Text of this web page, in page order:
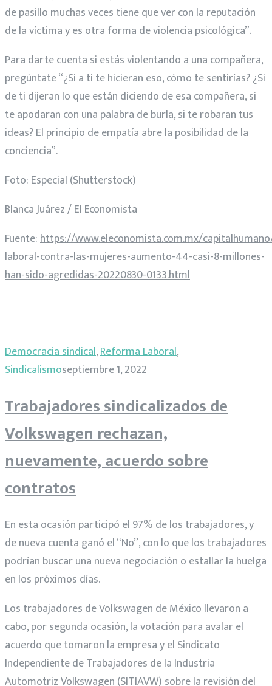
de pasillo muchas veces tiene que ver con la reputación
de la víctima y es otra forma de violencia psicológica”.
Para darte cuenta si estás violentando a una compañera,
pregúntate “¿Si a ti te hicieran eso, cómo te sentirías? ¿Si
de ti dijeran lo que están diciendo de esa compañera, si
te apodaran con una palabra de burla, si te robaran tus
ideas? El principio de empatía abre la posibilidad de la
conciencia”.
Foto: Especial (Shutterstock)
Blanca Juárez / El Economista
Fuente:https://www.eleconomista.com.mx/
laboral-contra-las-mujeres-aumento-44-casi-8-millones-
han-sido-agredidas-20220830-0133.html
Democracia sindical,Reforma Laboral,
Sindicalismoseptiembre 1, 2022
Trabajadores sindicalizados de
Volkswagen rechazan,
nuevamente, acuerdo sobre
contratos
En esta ocasión participó el 97% de los trabajadores, y
de nueva cuenta ganó el “No”, con lo que los trabajadores
podrían buscar una nueva negociación o estallar la huelga
en los próximos días.
Los trabajadores de Volkswagen de México llevaron a
cabo, por segunda ocasión, la votación para avalar el
acuerdo que tomaron la empresa y el Sindicato
Independiente de Trabajadores de la Industria
Automotriz Volkswagen (SITIAVW) sobre la revisión del